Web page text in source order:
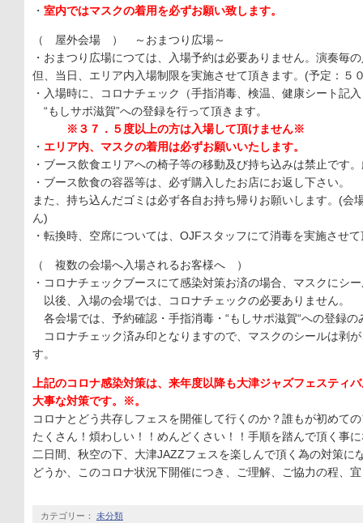
・ 室内ではマスクの着用を必ずお願い致します。
（ 屋外会場 ） ～おまつり広場～
・おまつり広場につては、入場予約は必要ありません。演奏毎
但、当日、エリア内入場制限を実施させて頂きます。(予定：５
・入場時に、コロナチェック（手指消毒、検温、健康シート記
“もしサポ滋賀”への登録を行って頂きます。
※３７．５度以上の方は入場して頂けません※
・ エリア内、マスクの着用は必ずお願いいたします。
・ブース飲食エリアへの椅子等の移動及び持ち込みは禁止です
・ブース飲食の容器等は、必ず購入したお店にお返し下さい。
また、持ち込んだゴミは必ず各自お持ち帰りお願いします。(会
ん)
・転換時、空席については、OJFスタッフにて消毒を実施させ
（ 複数の会場へ入場されるお客様へ ）
・コロナチェックブースにて感染対策お済の場合、マスクにシ
以後、入場の会場では、コロナチェックの必要ありません。
各会場では、予約確認・手指消毒・“もしサポ滋賀“への登録の
コロナチェック済み印となりますので、マスクのシールは剥
す。
上記のコロナ感染対策は、来年度以降も大津ジャズフェスティ
大事な対策です。※。
コロナとどう共存しフェスを開催して行くのか？誰もが初めて
たくさん！煩わしい！！めんどくさい！！手順を踏んで頂く事
二日間、秋空の下、大津JAZZフェスを楽しんで頂く為の対策に
どうか、このコロナ状況下開催につき、ご理解、ご協力の程、
カテゴリー： 未分類